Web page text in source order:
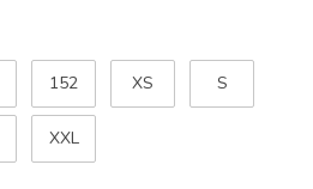
152 XS S
XXL